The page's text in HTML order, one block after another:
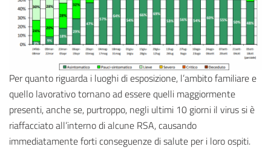
Per quanto riguarda i luoghi di esposizione, l’ambito familiare e
quello lavorativo tornano ad essere quelli maggiormente
presenti, anche se, purtroppo, negli ultimi 10 giorni il virus si è
riaffacciato all’interno di alcune RSA, causando
immediatamente forti conseguenze di salute per i loro ospiti.